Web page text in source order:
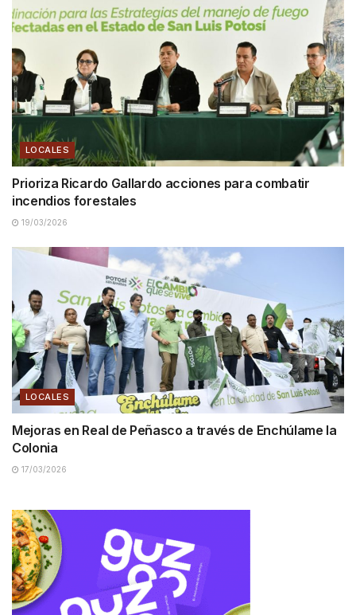
LOCALES
Prioriza Ricardo Gallardo acciones para combatir
incendios forestales
19/03/2026
LOCALES
Mejoras en Real de Peñasco a través de Enchúlame la
Colonia
17/03/2026